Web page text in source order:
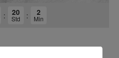
: 20
Std : 2
Min